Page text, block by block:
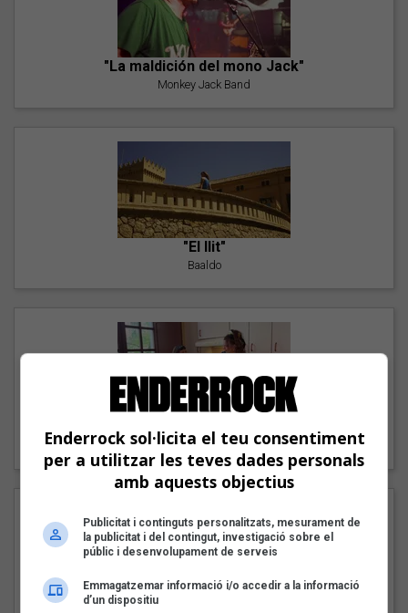
"La maldición del mono Jack"
Monkey Jack Band
"El llit"
Baaldo
Carmen y María
Enderrock sol·licita el teu consentiment
per a utilitzar les teves dades personals
amb aquests objectius
Publicitat i continguts personalitzats, mesurament de
la publicitat i del contingut, investigació sobre el
públic i desenvolupament de serveis
Emmagatzemar informació i/o accedir a la informació
d’un dispositiu